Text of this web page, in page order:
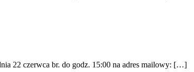
22 czerwca br. do godz. 15:00 na adres mailowy: […]